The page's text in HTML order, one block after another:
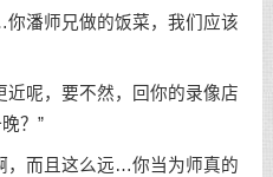
潘师兄做的饭菜，我们应该
呢，要不然，回你的录像店
？”
而且这么远…你当为师真的